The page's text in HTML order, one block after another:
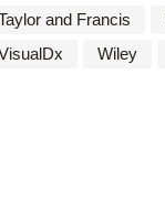
and Francis
Wiley